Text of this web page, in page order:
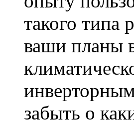
такого типа
ваши планы
забыть о